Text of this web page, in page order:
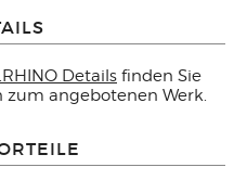
Details finden Sie
angebotenen Werk.